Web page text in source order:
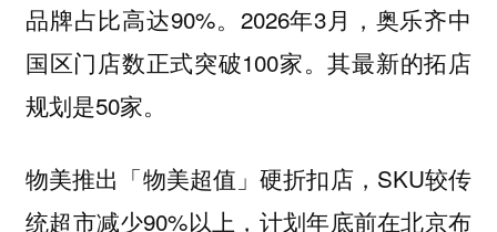
品牌占比高达90%。2026年3月，奥乐齐中
国区门店数正式突破100家。其最新的拓店
规划是50家。
物美推出「物美超值」硬折扣店，SKU较传
统超市减少90%以上，计划年底前在北京布